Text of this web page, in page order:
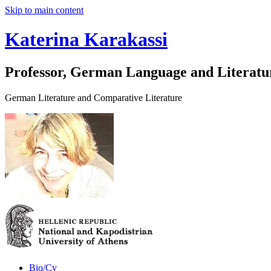
Skip to main content
Katerina Karakassi
Professor, German Language and
German Literature and Comparative Literature
Bio/Cv